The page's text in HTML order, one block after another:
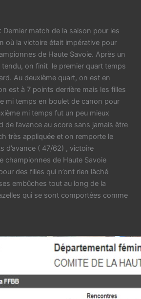
: Dernier match de la saison pour les
où la victoire était impérative pour
de Haute Savoie. Après un
on finit le premier quart temps
Au deuxième quart, on est en
est à 7 points derrière mais les filles
mi temps en boulet de canon pour
mi temps fut un peu mieux
de l’avance au score sans jamais être
très appliquée et on remporte le
d’avance ( 47/62) , victoire
championnes de Haute Savoie
des filles qui n’ont rien lâché
embûches tout au long de la
qui se sont comportées comme